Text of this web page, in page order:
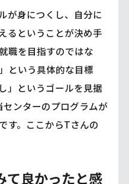
が身につくし、自分に
るということが決め手
職を目指すのではな
という具体的な目標
」というゴールを見据
ンターのプログラムが
す。ここからTさんの
て良かったと感